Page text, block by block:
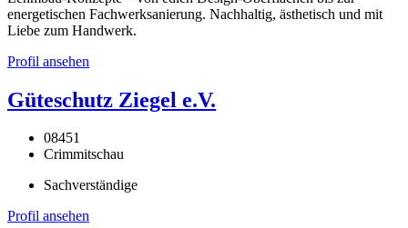
energetischen Fachwerksanierung. Nachhaltig, ästhetisch und mit
Liebe zum Handwerk.
Profil ansehen
Güteschutz Ziegel e.V.
08451
Crimmitschau
Sachverständige
Profil ansehen